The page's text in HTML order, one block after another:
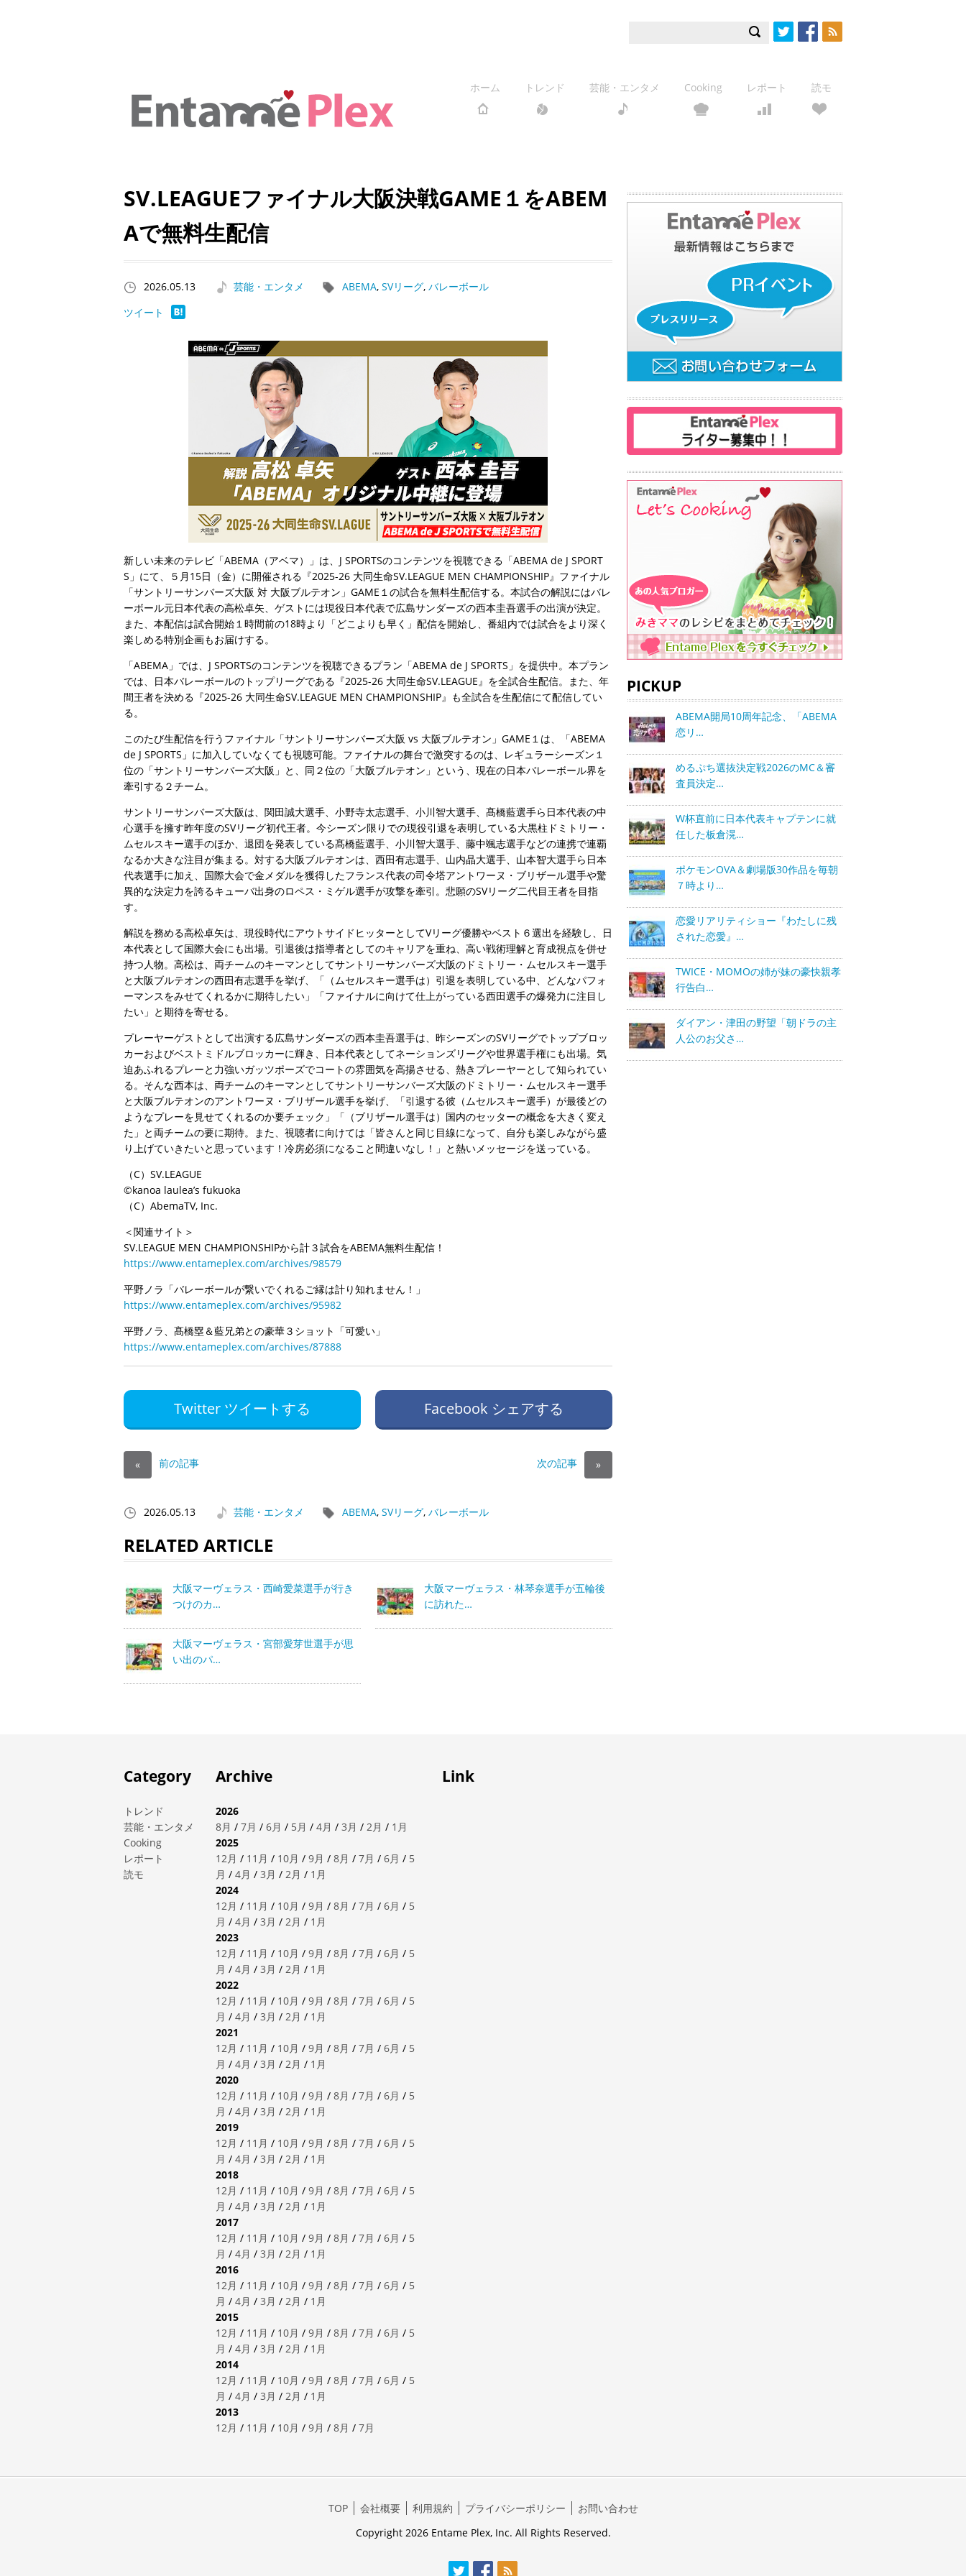
ホーム トレンド 芸能・エンタメ Cooking レポート 読モ
SV.LEAGUEファイナル大阪決戦GAME１をABEM
Aで無料生配信
2026.05.13 芸能・エンタメ ABEMA, SVリーグ, バレーボール
ツイート
新しい未来のテレビ「ABEMA（アベマ）」は、J SPORTSのコンテンツを視聴できる「ABEMA de J SPORT
S」にて、５月15日（金）に開催される『2025-26 大同生命SV.LEAGUE MEN CHAMPIONSHIP』ファイナル
「サントリーサンバーズ大阪 対 大阪ブルテオン」GAME１の試合を無料生配信する。本試合の解説にはバレ
ーボール元日本代表の高松卓矢、ゲストには現役日本代表で広島サンダーズの西本圭吾選手の出演が決定。
また、本配信は試合開始１時間前の18時より「どこよりも早く」配信を開始し、番組内では試合をより深く
楽しめる特別企画もお届けする。
「ABEMA」では、J SPORTSのコンテンツを視聴できるプラン「ABEMA de J SPORTS」を提供中。本プラン
では、日本バレーボールのトップリーグである『2025-26 大同生命SV.LEAGUE』を全試合生配信。また、年
間王者を決める『2025-26 大同生命SV.LEAGUE MEN CHAMPIONSHIP』も全試合を生配信にて配信してい
る。
このたび生配信を行うファイナル「サントリーサンバーズ大阪 vs 大阪ブルテオン」GAME１は、「ABEMA
de J SPORTS」に加入していなくても視聴可能。ファイナルの舞台で激突するのは、レギュラーシーズン１
位の「サントリーサンバーズ大阪」と、同２位の「大阪ブルテオン」という、現在の日本バレーボール界を
牽引する２チーム。
サントリーサンバーズ大阪は、関田誠大選手、小野寺太志選手、小川智大選手、髙橋藍選手ら日本代表の中
心選手を擁す昨年度のSVリーグ初代王者。今シーズン限りでの現役引退を表明している大黒柱ドミトリー・
ムセルスキー選手のほか、退団を発表している髙橋藍選手、小川智大選手、藤中颯志選手などの連携で連覇
なるか大きな注目が集まる。対する大阪ブルテオンは、西田有志選手、山内晶大選手、山本智大選手ら日本
代表選手に加え、国際大会で金メダルを獲得したフランス代表の司令塔アントワーヌ・ブリザール選手や驚
異的な決定力を誇るキューバ出身のロペス・ミゲル選手が攻撃を牽引。悲願のSVリーグ二代目王者を目指
す。
解説を務める高松卓矢は、現役時代にアウトサイドヒッターとしてVリーグ優勝やベスト６選出を経験し、日
本代表として国際大会にも出場。引退後は指導者としてのキャリアを重ね、高い戦術理解と育成視点を併せ
持つ人物。高松は、両チームのキーマンとしてサントリーサンバーズ大阪のドミトリー・ムセルスキー選手
と大阪ブルテオンの西田有志選手を挙げ、「（ムセルスキー選手は）引退を表明している中、どんなパフォ
ーマンスをみせてくれるかに期待したい」「ファイナルに向けて仕上がっている西田選手の爆発力に注目し
たい」と期待を寄せる。
プレーヤーゲストとして出演する広島サンダーズの西本圭吾選手は、昨シーズンのSVリーグでトップブロッ
カーおよびベストミドルブロッカーに輝き、日本代表としてネーションズリーグや世界選手権にも出場。気
迫あふれるプレーと力強いガッツポーズでコートの雰囲気を高揚させる、熱きプレーヤーとして知られてい
る。そんな西本は、両チームのキーマンとしてサントリーサンバーズ大阪のドミトリー・ムセルスキー選手
と大阪ブルテオンのアントワーヌ・ブリザール選手を挙げ、「引退する彼（ムセルスキー選手）が最後どの
ようなプレーを見せてくれるのか要チェック」「（ブリザール選手は）国内のセッターの概念を大きく変え
た」と両チームの要に期待。また、視聴者に向けては「皆さんと同じ目線になって、自分も楽しみながら盛
り上げていきたいと思っています！冷房必須になること間違いなし！」と熱いメッセージを送っている。
（C）SV.LEAGUE
©kanoa laulea’s fukuoka
（C）AbemaTV, Inc.
＜関連サイト＞
SV.LEAGUE MEN CHAMPIONSHIPから計３試合をABEMA無料生配信！
https://www.entameplex.com/archives/98579
平野ノラ「バレーボールが繋いでくれるご縁は計り知れません！」
https://www.entameplex.com/archives/95982
平野ノラ、髙橋塁＆藍兄弟との豪華３ショット「可愛い」
https://www.entameplex.com/archives/87888
Twitter ツイートする Facebook シェアする
« 前の記事 次の記事 »
2026.05.13 芸能・エンタメ ABEMA, SVリーグ, バレーボール
RELATED ARTICLE
大阪マーヴェラス・西崎愛菜選手が行き
つけのカ…
大阪マーヴェラス・林琴奈選手が五輪後
に訪れた…
大阪マーヴェラス・宮部愛芽世選手が思
い出のパ…
PICKUP
ABEMA開局10周年記念、「ABEMA
恋リ…
めるぷち選抜決定戦2026のMC＆審
査員決定…
W杯直前に日本代表キャプテンに就
任した板倉滉…
ポケモンOVA＆劇場版30作品を毎朝
７時より…
恋愛リアリティショー『わたしに残
された恋愛』…
TWICE・MOMOの姉が妹の豪快親孝
行告白…
ダイアン・津田の野望「朝ドラの主
人公のお父さ…
Category
トレンド
芸能・エンタメ
Cooking
レポート
読モ
Archive
2026
8月 / 7月 / 6月 / 5月 / 4月 / 3月 / 2月 / 1月
2025
12月 / 11月 / 10月 / 9月 / 8月 / 7月 / 6月 / 5
月 / 4月 / 3月 / 2月 / 1月
2024
12月 / 11月 / 10月 / 9月 / 8月 / 7月 / 6月 / 5
月 / 4月 / 3月 / 2月 / 1月
2023
12月 / 11月 / 10月 / 9月 / 8月 / 7月 / 6月 / 5
月 / 4月 / 3月 / 2月 / 1月
2022
12月 / 11月 / 10月 / 9月 / 8月 / 7月 / 6月 / 5
月 / 4月 / 3月 / 2月 / 1月
2021
12月 / 11月 / 10月 / 9月 / 8月 / 7月 / 6月 / 5
月 / 4月 / 3月 / 2月 / 1月
2020
12月 / 11月 / 10月 / 9月 / 8月 / 7月 / 6月 / 5
月 / 4月 / 3月 / 2月 / 1月
2019
12月 / 11月 / 10月 / 9月 / 8月 / 7月 / 6月 / 5
月 / 4月 / 3月 / 2月 / 1月
2018
12月 / 11月 / 10月 / 9月 / 8月 / 7月 / 6月 / 5
月 / 4月 / 3月 / 2月 / 1月
2017
12月 / 11月 / 10月 / 9月 / 8月 / 7月 / 6月 / 5
月 / 4月 / 3月 / 2月 / 1月
2016
12月 / 11月 / 10月 / 9月 / 8月 / 7月 / 6月 / 5
月 / 4月 / 3月 / 2月 / 1月
2015
12月 / 11月 / 10月 / 9月 / 8月 / 7月 / 6月 / 5
月 / 4月 / 3月 / 2月 / 1月
2014
12月 / 11月 / 10月 / 9月 / 8月 / 7月 / 6月 / 5
月 / 4月 / 3月 / 2月 / 1月
2013
12月 / 11月 / 10月 / 9月 / 8月 / 7月
Link
TOP 会社概要 利用規約 プライバシーポリシー
お問い合わせ
Copyright 2026 Entame Plex, Inc. All Rights Reserved.